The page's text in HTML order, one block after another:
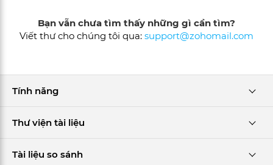
Bạn vẫn chưa tìm thấy những gì cần tìm?
Viết thư cho chúng tôi qua: support@zohomail.com
Tính năng
Thư viện tài liệu
Tài liệu so sánh